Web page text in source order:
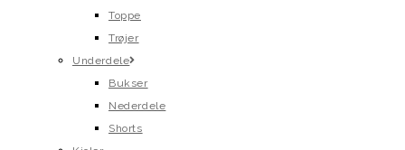
Toppe
Trøjer
Underdele
Bukser
Nederdele
Shorts